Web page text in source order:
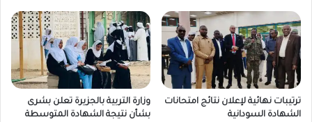
ترتيبات نهائية لإعلان نتائج امتحانات
الشهادة السودانية
وزارة التربية بالجزيرة تعلن بشرى
بشأن نتيجة الشهادة المتوسطة